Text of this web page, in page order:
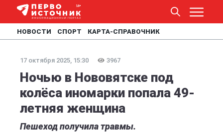
НОВОСТИ СПОРТ КАРТА-СПРАВОЧНИК
17 октября 2025, 15:30 3967
Ночью в Нововятске под
колёса иномарки попала 49-
летняя женщина
Пешеход получила травмы.